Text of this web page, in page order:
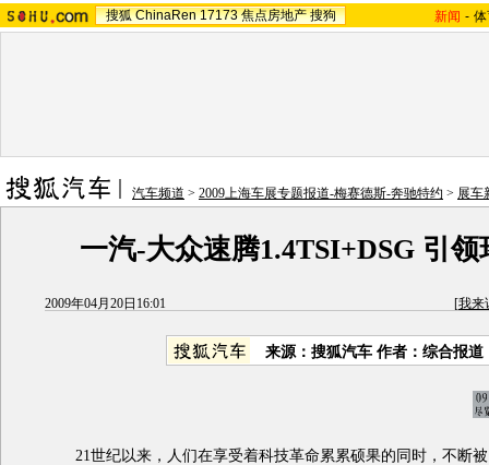
搜狐 ChinaRen 17173 焦点房地产 搜狗 新闻 -
汽车频道 > 2009上海车展专题报道-梅赛德斯-奔驰特约 > 展车
一汽-大众速腾1.4TSI+DSG 引领
2009年04月20日16:01 [我来
来源：搜狐汽车 作者：综合报道
21世纪以来，人们在享受着科技革命累累硕果的同时，不断被